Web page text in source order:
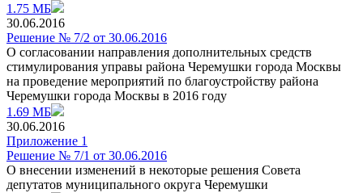
1.75 МБ
30.06.2016
Решение № 7/2 от 30.06.2016
О согласовании направления дополнительных средств
стимулирования управы района Черемушки города Москвы
на проведение мероприятий по благоустройству района
Черемушки города Москвы в 2016 году
1.69 МБ
30.06.2016
Приложение 1
Решение № 7/1 от 30.06.2016
О внесении изменений в некоторые решения Совета
депутатов муниципального округа Черемушки